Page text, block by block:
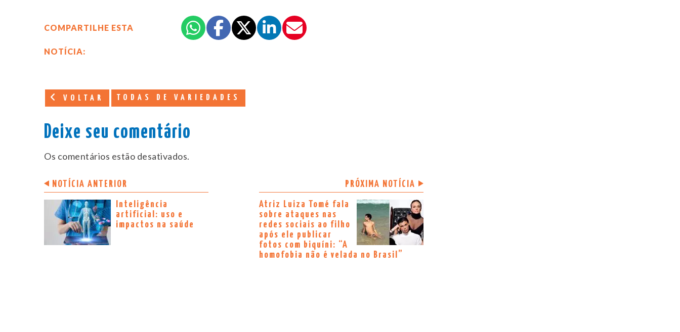
COMPARTILHE ESTA
NOTÍCIA:
VOLTAR TODAS DE VARIEDADES
Deixe seu comentário
Os comentários estão desativados.
NOTÍCIA ANTERIOR
Inteligência
artificial: uso e
impactos na saúde
PRÓXIMA NOTÍCIA
Atriz Luiza Tomé fala
sobre ataques nas
redes sociais ao filho
após ele publicar
fotos com biquíni: “A
homofobia não é velada no Brasil”